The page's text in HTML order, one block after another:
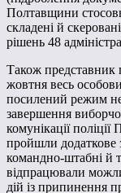
Полтавщини
складені й
рішень 48
Також представник
жовтня весь
посилений режим
завершення
комунікації поліції
пройшли додаткове
командно-штабні й
відпрацювали
дій із припинення